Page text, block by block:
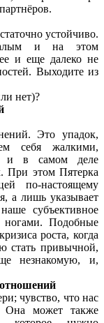
устойчиво.
и на этом
и еще далеко не
Выходите из
нет)?
Это упадок,
себя жалкими,
и в самом деле
При этом Пятерка
по-настоящему
а лишь указывает
субъективное
Подобные
роста, когда
стать привычной,
незнакомую, и,
чувство, что нас
может также